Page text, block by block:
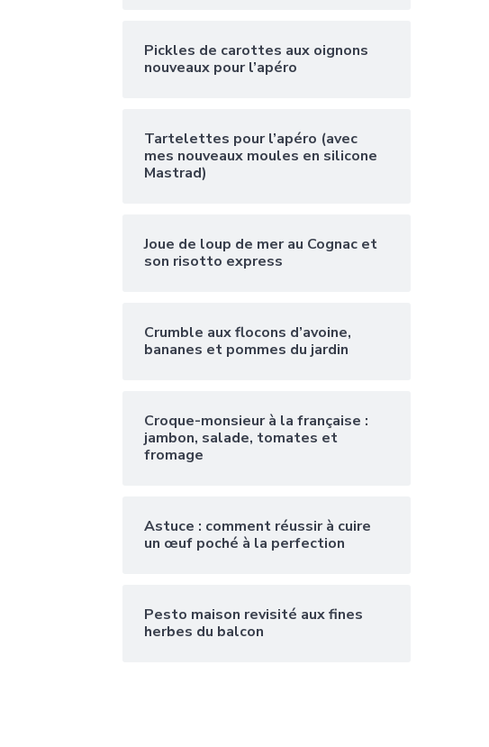
Pickles de carottes aux oignons
nouveaux pour l’apéro
Tartelettes pour l’apéro (avec
mes nouveaux moules en silicone
Mastrad)
Joue de loup de mer au Cognac et
son risotto express
Crumble aux flocons d’avoine,
bananes et pommes du jardin
Croque-monsieur à la française :
jambon, salade, tomates et
fromage
Astuce : comment réussir à cuire
un œuf poché à la perfection
Pesto maison revisité aux fines
herbes du balcon